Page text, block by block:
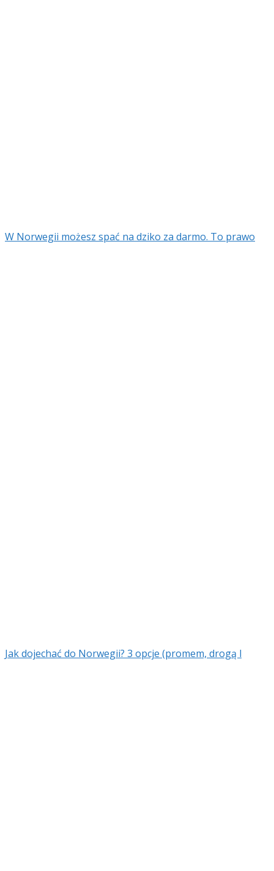
W Norwegii możesz spać na dziko za darmo. To prawo
Jak dojechać do Norwegii? 3 opcje (promem, drogą l